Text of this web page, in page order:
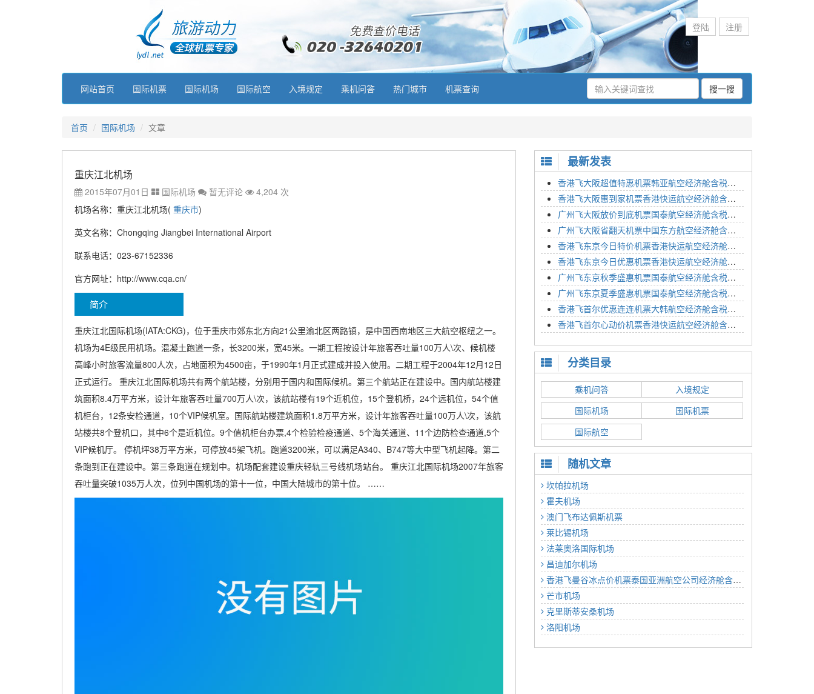
登陆 注册
网站首页 国际机票 国际机场 国际航空 入境规定 乘机问答 热门城市 机票查询 搜一搜
首页 国际机场 文章
重庆江北机场
2015年07月01日 国际机场 暂无评论
4,204 次
机场名称：重庆江北机场( 重庆市)
英文名称：Chongqing Jiangbei International Airport
联系电话：023-67152336
官方网址：http://www.cqa.cn/
简介
重庆江北国际机场(IATA:CKG)，位于重庆市郊东北方向21公里渝北区两路镇，是中国西南地区三大航空枢纽之一。
机场为4E级民用机场。混凝土跑道一条，长3200米，宽45米。一期工程按设计年旅客吞吐量100万人\次、候机楼
高峰小时旅客流量800人次，占地面积为4500亩，于1990年1月正式建成并投入使用。二期工程于2004年12月12日
正式运行。 重庆江北国际机场共有两个航站楼，分别用于国内和国际候机。第三个航站正在建设中。国内航站楼建
筑面积8.4万平方米，设计年旅客吞吐量700万人\次，该航站楼有19个近机位，15个登机桥，24个远机位，54个值
机柜台，12条安检通道，10个VIP候机室。国际航站楼建筑面积1.8万平方米，设计年旅客吞吐量100万人\次，该航
站楼共8个登机口，其中6个是近机位。9个值机柜台办票,4个检验检疫通道、5个海关通道、11个边防检查通道,5个
VIP候机厅。 停机坪38万平方米，可停放45架飞机。跑道3200米，可以满足A340、B747等大中型飞机起降。第二
条跑到正在建设中。第三条跑道在规划中。机场配套建设重庆轻轨三号线机场站台。 重庆江北国际机场2007年旅客
吞吐量突破1035万人次，位列中国机场的第十一位，中国大陆城市的第十位。 ……
最新发表
香港飞大阪超值特惠机票韩亚航空经济舱含税价格2295元2023年01月26日
香港飞大阪惠到家机票香港快运航空经济舱含税价格1648元2023年01月26日
广州飞大阪放价到底机票国泰航空经济舱含税价格3054元2023年01月26日
广州飞大阪省翻天机票中国东方航空经济舱含税价格2133元2023年01月26日
香港飞东京今日特价机票香港快运航空经济舱含税价格1762元2023年01月26日
香港飞东京今日优惠机票香港快运航空经济舱含税价格1545元2023年01月26日
广州飞东京秋季盛惠机票国泰航空经济舱含税价格4054元2023年01月26日
广州飞东京夏季盛惠机票国泰航空经济舱含税价格2614元2023年01月26日
香港飞首尔优惠连连机票大韩航空经济舱含税价格1350元2023年01月24日
香港飞首尔心动价机票香港快运航空经济舱含税价格1186元2023年01月24日
分类目录
乘机问答
入境规定
国际机场
国际机票
国际航空
随机文章
坎帕拉机场
霍夫机场
澳门飞布达佩斯机票
莱比锡机场
法莱奥洛国际机场
昌迪加尔机场
香港飞曼谷冰点价机票泰国亚洲航空公司经济舱含税价格766元2023年01月24日
芒市机场
克里斯蒂安桑机场
洛阳机场